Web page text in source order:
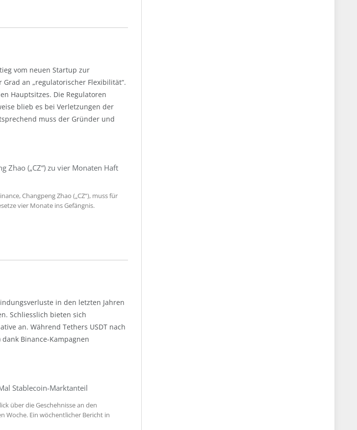
vom neuen Startup zur
an „regulatorischer Flexibilität“.
Hauptsitzes. Die Regulatoren
blieb es bei Verletzungen der
muss der Gründer und
Zhao („CZ“) zu vier Monaten Haft
Changpeng Zhao („CZ“), muss für
vier Monate ins Gefängnis.
in den letzten Jahren
Schliesslich bieten sich
an. Während Tethers USDT nach
Binance-Kampagnen
Stablecoin-Marktanteil
über die Geschehnisse an den
Woche. Ein wöchentlicher Bericht in